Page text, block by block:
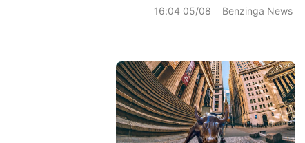
Benzinga News
05/08 16:04